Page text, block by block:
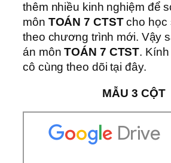
thêm nhiều kinh nghiệm để
môn TOÁN 7 CTSTcho học
theo chương trình mới. Vậy
án mônTOÁN 7 CTST.
cô cùng theo dõi tại đây.
MẪU 3 CỘT